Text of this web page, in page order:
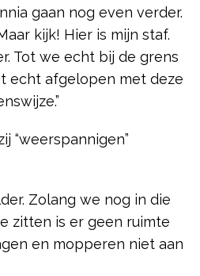
gaan nog even verder.
kijk! Hier is mijn staf.
Tot we echt bij de grens
echt afgelopen met deze
“weerspannigen”
Zolang we nog in die
zitten is er geen ruimte
en mopperen niet aan